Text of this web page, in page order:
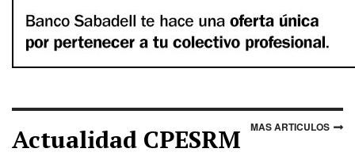
Actualidad CPESRM MAS ARTICULOS